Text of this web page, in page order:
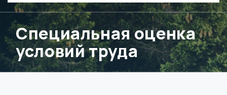
Специальная оценка
условий труда